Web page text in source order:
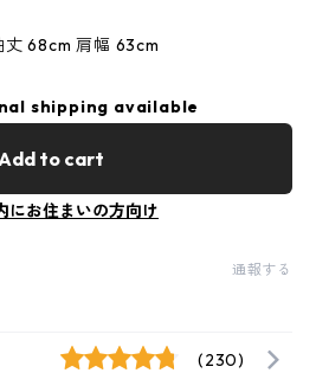
68cm 肩幅 63cm
shipping available
to cart
にお住まいの方向け
通報する
(230)